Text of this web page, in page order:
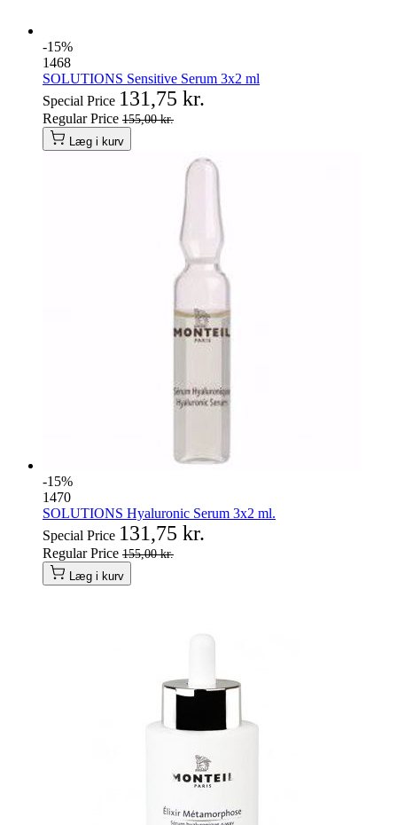
-15%
1468
SOLUTIONS Sensitive Serum 3x2 ml
Special Price 131,75 kr.
Regular Price 155,00 kr.
Læg i kurv
-15%
1470
SOLUTIONS Hyaluronic Serum 3x2 ml.
Special Price 131,75 kr.
Regular Price 155,00 kr.
Læg i kurv